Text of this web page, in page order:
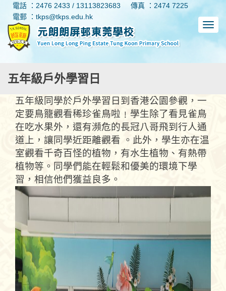
電話 ：2476 2433 / 13113823683
傳真 ：2474 7225
電郵 ：tkps@tkps.edu.hk
五年級戶外學習日
五年級同學於戶外學習日到香港公園參觀，一
定要鳥籠觀看稀珍雀鳥啦﹗學生除了看見雀鳥
在吃水果外，還有瀕危的長冠八哥飛到行人通
道上，讓同學近距離觀看 。此外，學生亦在温
室觀看千奇百怪的植物，有水生植物、有熱帶
植物等。同學們能在輕鬆和優美的環境下學
習，相信他們獲益良多。